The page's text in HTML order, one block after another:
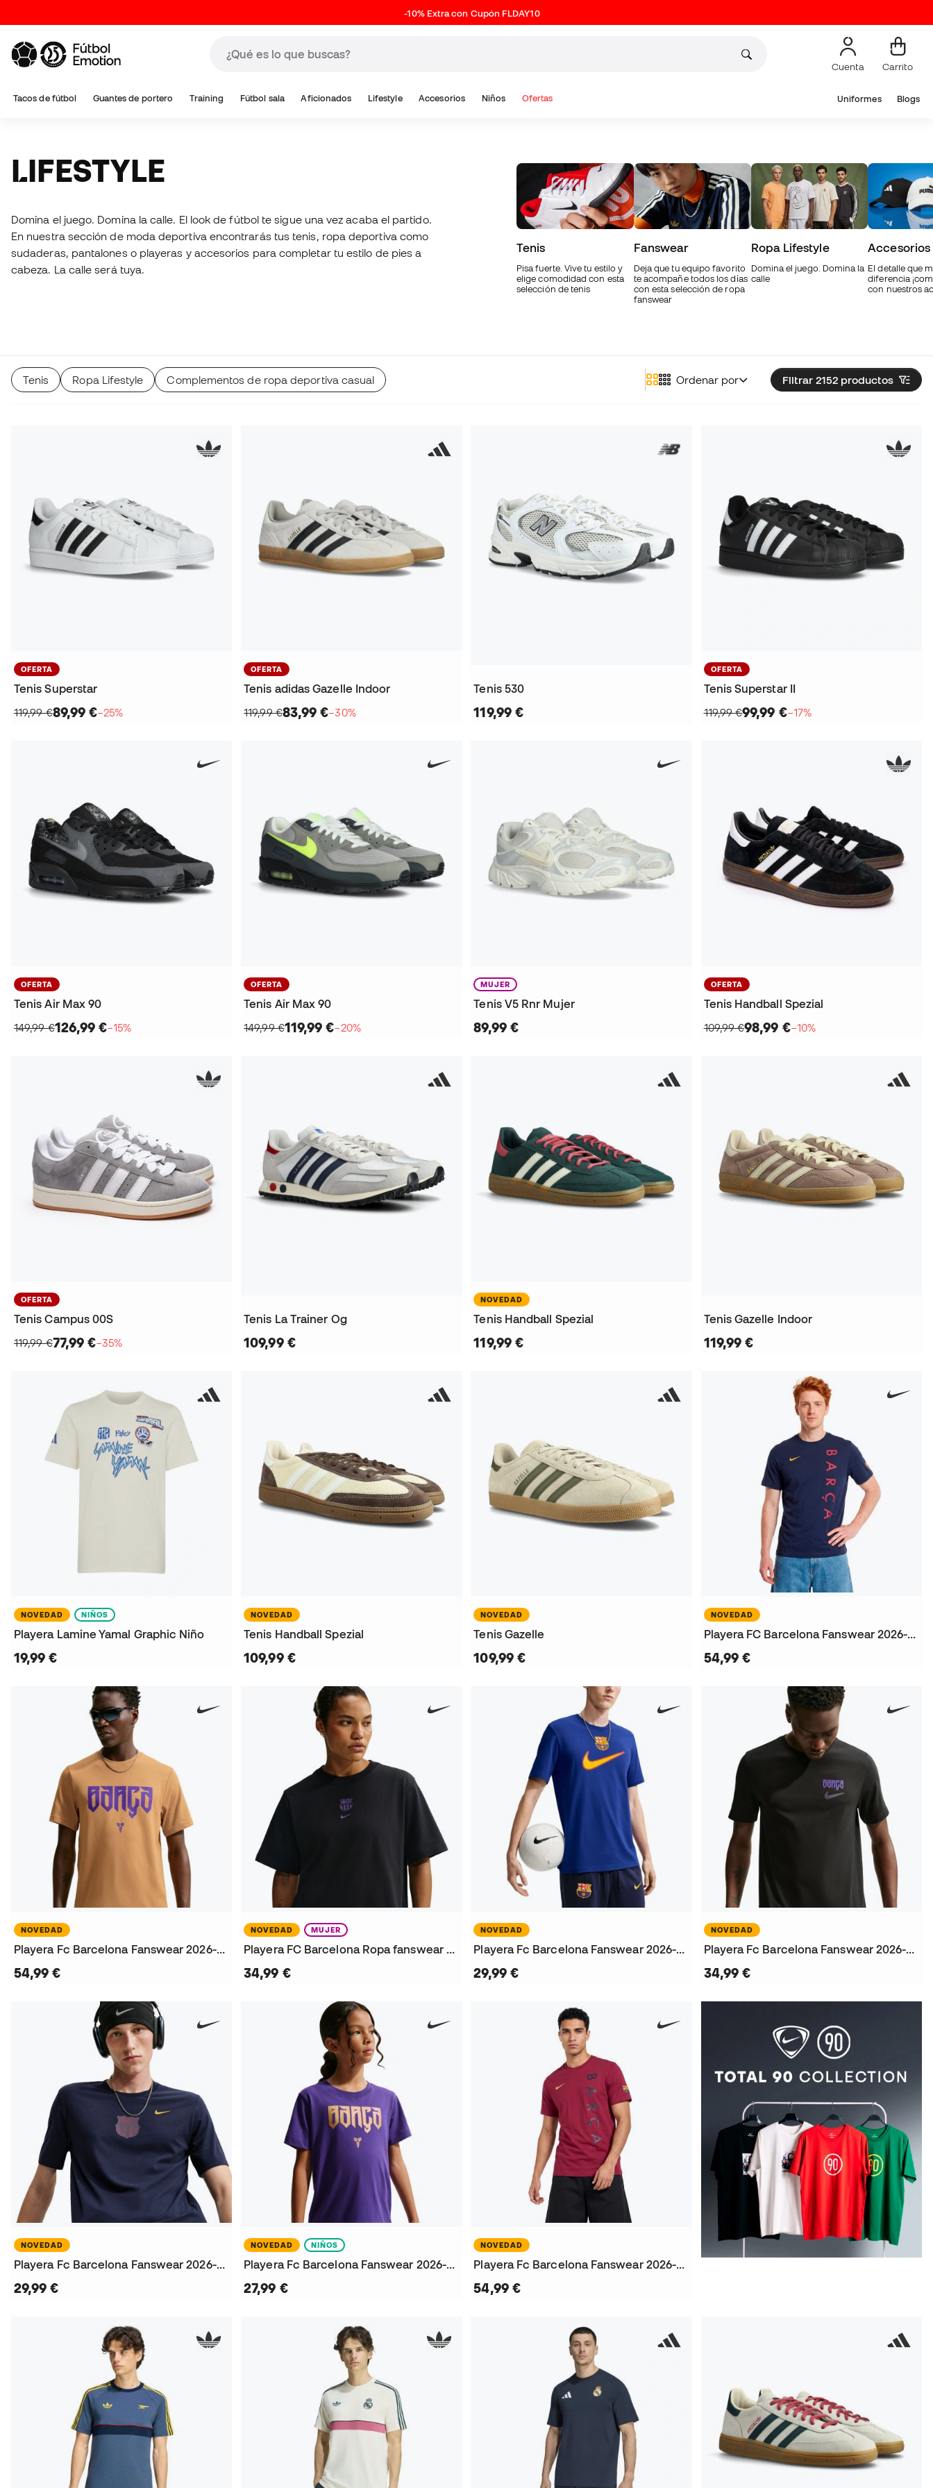
-10% Extra con Cupón FLDAY10
Cuenta Carrito
Tacos de fútbol Guantes de portero Training Fútbol sala Aficionados Lifestyle Accesorios Niños Ofertas Uniformes Blogs
LIFESTYLE
Domina el juego. Domina la calle. El look de fútbol te sigue una vez acaba el partido.
En nuestra sección de moda deportiva encontrarás tus tenis, ropa deportiva como
sudaderas, pantalones o playeras y accesorios para completar tu estilo de pies a
cabeza. La calle será tuya.
Tenis
Pisa fuerte. Vive tu estilo y
elige comodidad con esta
selección de tenis
Fanswear
Deja que tu equipo favorito
te acompañe todos los días
con esta selección de ropa
fanswear
Ropa Lifestyle
Domina el juego. Domina la
calle
Accesorios
El detalle que
diferencia
con nuestros
Filtrar 2152 productos
Ordenar por
Tenis Ropa Lifestyle Complementos de ropa deportiva casual
OFERTA
Tenis Superstar
119,99 €89,99 €−25%
OFERTA
Tenis adidas Gazelle Indoor
119,99 €83,99 €−30%
Tenis 530
119,99 €
OFERTA
Tenis Superstar II
119,99 €99,99 €−17%
OFERTA
Tenis Air Max 90
149,99 €126,99 €−15%
OFERTA
Tenis Air Max 90
149,99 €119,99 €−20%
MUJER
Tenis V5 Rnr Mujer
89,99 €
OFERTA
Tenis Handball Spezial
109,99 €98,99 €−10%
OFERTA
Tenis Campus 00S
119,99 €77,99 €−35%
Tenis La Trainer Og
109,99 €
NOVEDAD
Tenis Handball Spezial
119,99 €
Tenis Gazelle Indoor
119,99 €
NOVEDAD NIÑOS
Playera Lamine Yamal Graphic Niño
19,99 €
NOVEDAD
Tenis Handball Spezial
109,99 €
NOVEDAD
Tenis Gazelle
109,99 €
NOVEDAD
Playera FC Barcelona Fanswear 2026-2027
54,99 €
NOVEDAD
Playera Fc Barcelona Fanswear 2026-2027
54,99 €
NOVEDAD MUJER
Playera FC Barcelona Ropa fanswear 2026-2027 Mujer
34,99 €
NOVEDAD
Playera Fc Barcelona Fanswear 2026-2027
29,99 €
NOVEDAD
Playera Fc Barcelona Fanswear 2026-2027
34,99 €
NOVEDAD
Playera Fc Barcelona Fanswear 2026-2027
29,99 €
NOVEDAD NIÑOS
Playera Fc Barcelona Fanswear 2026-2027 Niño
27,99 €
NOVEDAD
Playera Fc Barcelona Fanswear 2026-2027
54,99 €